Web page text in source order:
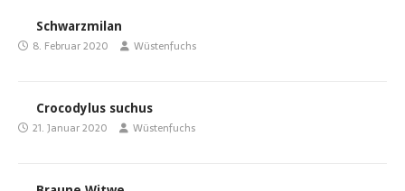
Schwarzmilan
8. Februar 2020 Wüstenfuchs
Crocodylus suchus
21. Januar 2020 Wüstenfuchs